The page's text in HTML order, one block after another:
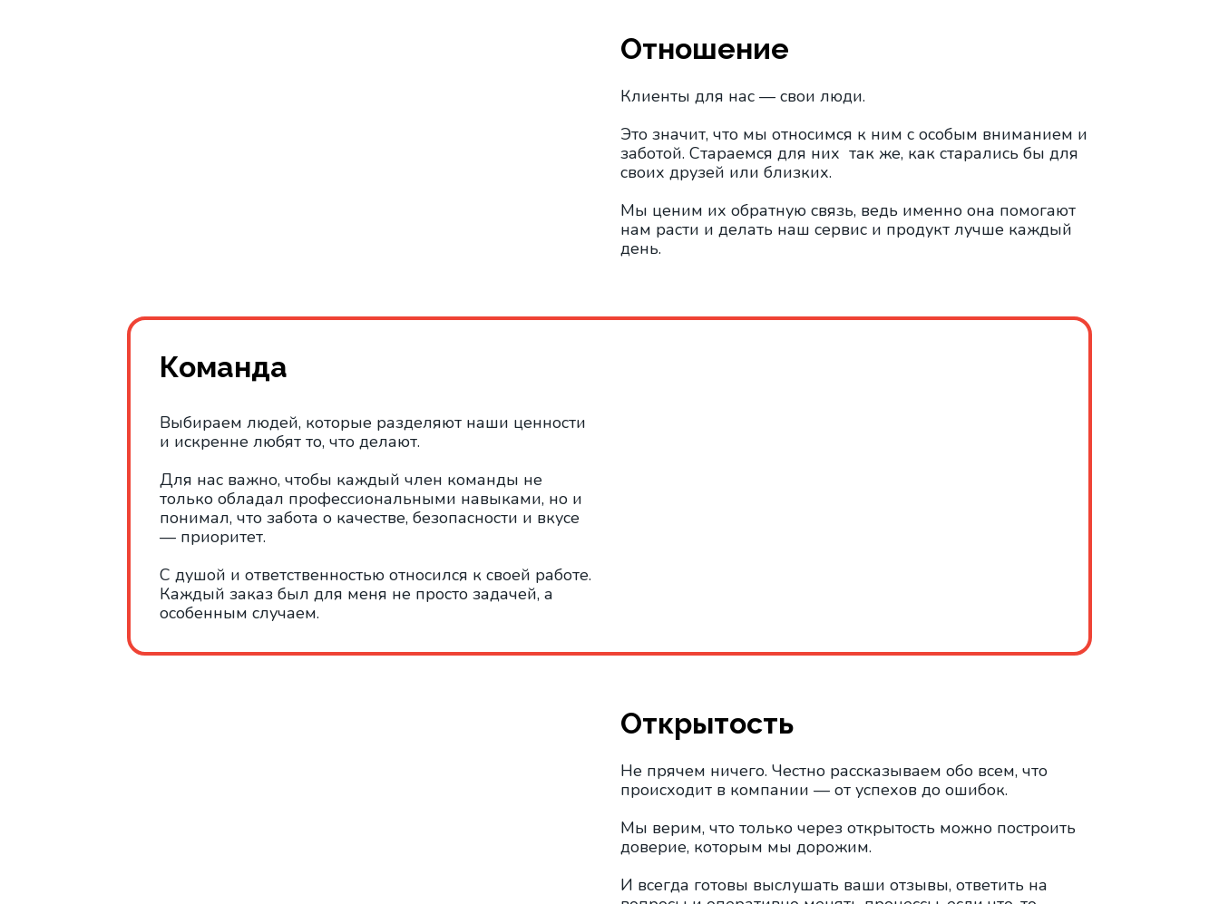
Отношение
Клиенты для нас — свои люди.
Это значит, что мы относимся к ним с особым вниманием и
заботой. Стараемся для них так же, как старались бы для
своих друзей или близких.
Мы ценим их обратную связь, ведь именно она помогают
нам расти и делать наш сервис и продукт лучше каждый
день.
Команда
Выбираем людей, которые разделяют наши ценности
и искренне любят то, что делают.
Для нас важно, чтобы каждый член команды не
только обладал профессиональными навыками, но и
понимал, что забота о качестве, безопасности и вкусе
— приоритет.
С душой и ответственностью относился к своей работе.
Каждый заказ был для меня не просто задачей, а
особенным случаем.
Открытость
Не прячем ничего. Честно рассказываем обо всем, что
происходит в компании — от успехов до ошибок.
Мы верим, что только через открытость можно построить
доверие, которым мы дорожим.
И всегда готовы выслушать ваши отзывы, ответить на